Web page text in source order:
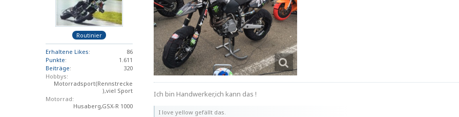
Routinier
Erhaltene Likes
86
Punkte
1.611
Beiträge
320
Hobbys
Motorradsport(Rennstrecke
),viel Sport
Motorrad
Husaberg,GSX-R 1000
Ich bin Handwerker,ich kann das !
I love yellow gefällt das.